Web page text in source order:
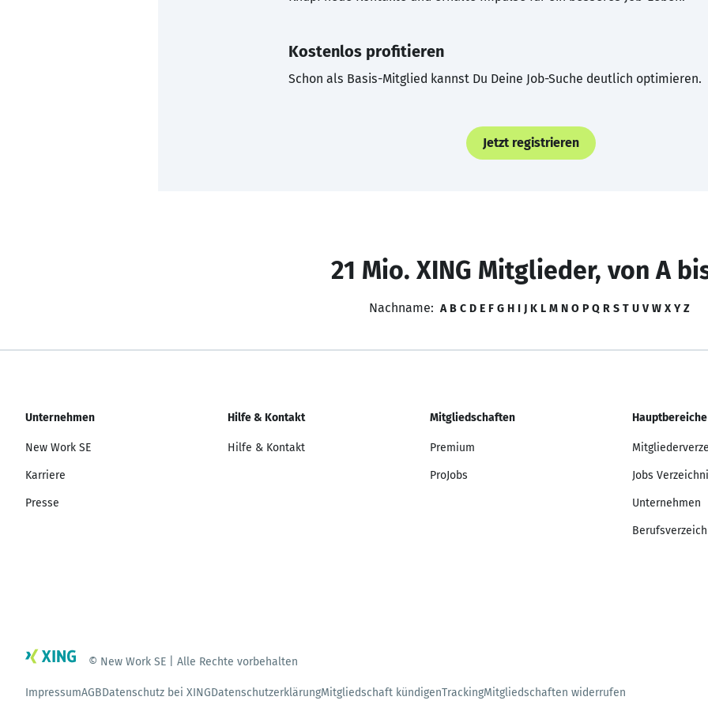
Kostenlos profitieren
Schon als Basis-Mitglied kannst Du Deine Job-Suche deutlich optimieren.
Jetzt registrieren
21 Mio. XING Mitglieder, von A
Nachname: A B C D E F G H I J K L M N O P Q R S T U V W X Y Z
Unternehmen
New Work SE
Karriere
Presse
Hilfe & Kontakt
Hilfe & Kontakt
Mitgliedschaften
Premium
ProJobs
Hauptbereiche
Jobs
Unternehmen
© New Work SE | Alle Rechte vorbehalten
ImpressumAGBDatenschutz bei XINGDatenschutzerklärungMitgliedschaft kündigenTrackingMitgliedschaften widerrufen